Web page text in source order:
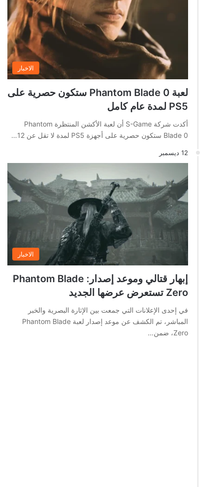
الاخبار
لعبة Phantom Blade 0 ستكون حصرية على
PS5 لمدة عام كامل
أكدت شركة S-Game أن لعبة الأكشن المنتظرة Phantom
Blade 0 ستكون حصرية على أجهزة PS5 لمدة لا تقل عن 12…
12 ديسمبر
الاخبار
إبهار قتالي وموعد إصدار: Phantom Blade
Zero تستعرض عرضها الجديد
في إحدى الإعلانات التي جمعت بين الإثارة البصرية والخبر
المباشر، تم الكشف عن موعد إصدار لعبة Phantom Blade
Zero، ضمن…